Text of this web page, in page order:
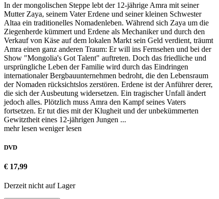
In der mongolischen Steppe lebt der 12-jährige Amra mit seiner
Mutter Zaya, seinem Vater Erdene und seiner kleinen Schwester
Altaa ein traditionelles Nomadenleben. Während sich Zaya um die
Ziegenherde kümmert und Erdene als Mechaniker und durch den
Verkauf von Käse auf dem lokalen Markt sein Geld verdient, träumt
Amra einen ganz anderen Traum: Er will ins Fernsehen und bei der
Show "Mongolia's Got Talent" auftreten. Doch das friedliche und
ursprüngliche Leben der Familie wird durch das Eindringen
internationaler Bergbauunternehmen bedroht, die den Lebensraum
der Nomaden rücksichtslos zerstören. Erdene ist der Anführer derer,
die sich der Ausbeutung widersetzen. Ein tragischer Unfall ändert
jedoch alles. Plötzlich muss Amra den Kampf seines Vaters
fortsetzen. Er tut dies mit der Klugheit und der unbekümmerten
Gewitztheit eines 12-jährigen Jungen ...
mehr lesen weniger lesen
DVD
€ 17,99
Derzeit nicht auf Lager